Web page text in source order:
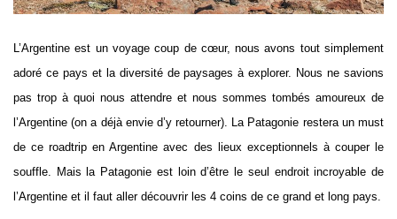
L’Argentine est un voyage coup de cœur, nous avons tout simplement
adoré ce pays et la diversité de paysages à explorer. Nous ne savions
pas trop à quoi nous attendre et nous sommes tombés amoureux de
l’Argentine (on a déjà envie d’y retourner). La Patagonie restera un must
de ce roadtrip en Argentine avec des lieux exceptionnels à couper le
souffle. Mais la Patagonie est loin d’être le seul endroit incroyable de
l’Argentine et il faut aller découvrir les 4 coins de ce grand et long pays.